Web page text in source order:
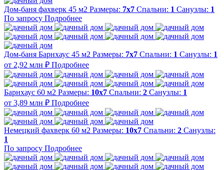
Дом-баня фахверк 45 м2 Размеры: 7x7 Спальни: 1 Санузлы: 1
По запросу Подробнее
Дом-баня Барнхаус 45 м2 Размеры: 7x7 Спальни: 1 Санузлы: 1
от 2,92 млн ₽ Подробнее
Барнхаус 60 м2 Размеры: 10х7 Спальни: 2 Санузлы: 1
от 3,89 млн ₽ Подробнее
Немецкий фахверк 60 м2 Размеры: 10х7 Спальни: 2 Санузлы:
1
По запросу Подробнее